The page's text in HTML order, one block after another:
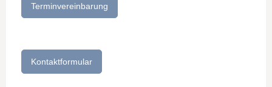
Terminvereinbarung
Kontaktformular